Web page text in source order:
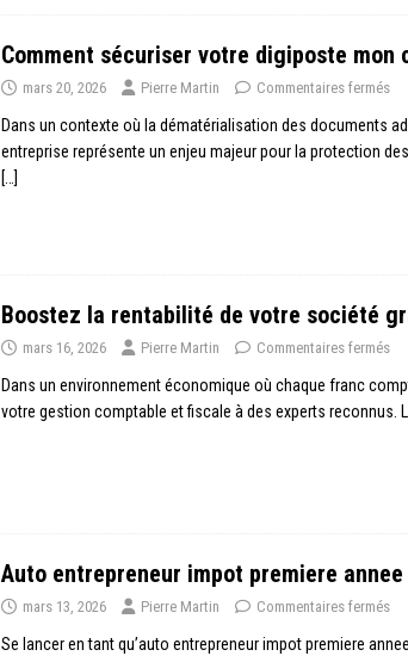
Comment sécuriser votre digiposte mon
mars 20, 2026 Pierre Martin Commentaires fermés
Dans un contexte où la dématérialisation des documents
entreprise représente un enjeu majeur pour la protection
[…]
Boostez la rentabilité de votre société
mars 16, 2026 Pierre Martin Commentaires fermés
Dans un environnement économique où chaque franc
votre gestion comptable et fiscale à des experts reconnus.
Auto entrepreneur impot premiere
mars 13, 2026 Pierre Martin Commentaires fermés
Se lancer en tant qu’auto entrepreneur impot premiere